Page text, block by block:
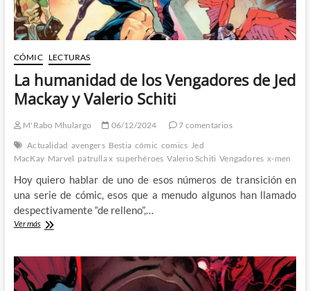
CÓMIC LECTURAS
La humanidad de los Vengadores de Jed
Mackay y Valerio Schiti
M'Rabo Mhulargo 06/12/2024
7 comentarios
Actualidad avengers Bestia cómic comics Jed
MacKay Marvel patrulla x superhéroes Valerio Schiti Vengadores x-men
Hoy quiero hablar de uno de esos números de transición en
una serie de cómic, esos que a menudo algunos han llamado
despectivamente “de relleno”,…
Ver másLa
los
Vengadores
de